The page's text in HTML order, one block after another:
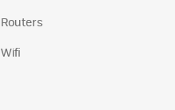
Routers
Wifi